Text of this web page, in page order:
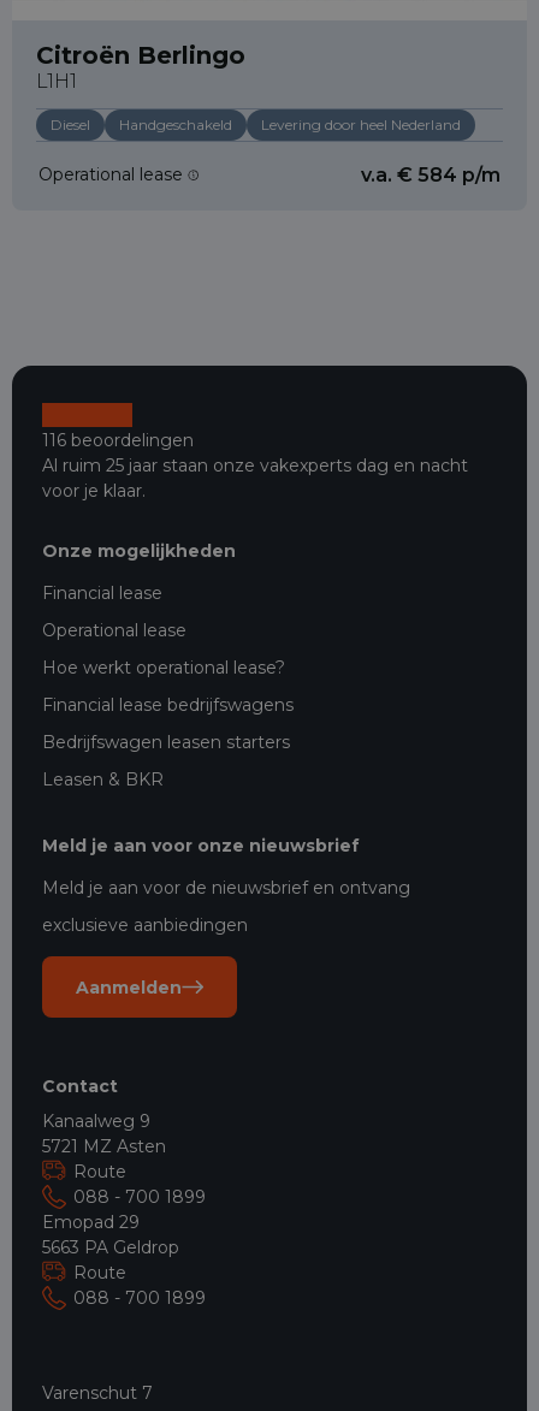
Citroën Berlingo
L1H1
Diesel Handgeschakeld Levering door heel Nederland
Operational lease v.a. € 584 p/m
116 beoordelingen
Al ruim 25 jaar staan onze vakexperts dag en nacht
voor je klaar.
Onze mogelijkheden
Financial lease
Operational lease
Hoe werkt operational lease?
Financial lease bedrijfswagens
Bedrijfswagen leasen starters
Leasen & BKR
Meld je aan voor onze nieuwsbrief
Meld je aan voor de nieuwsbrief en ontvang
exclusieve aanbiedingen
Aanmelden
Contact
Kanaalweg 9
5721 MZ Asten
Route
088 - 700 1899
Emopad 29
5663 PA Geldrop
Route
088 - 700 1899
Varenschut 7